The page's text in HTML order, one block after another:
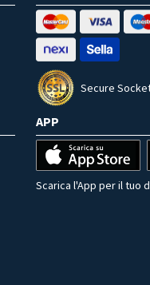
Secure
APP
Scarica l'App per il tuo